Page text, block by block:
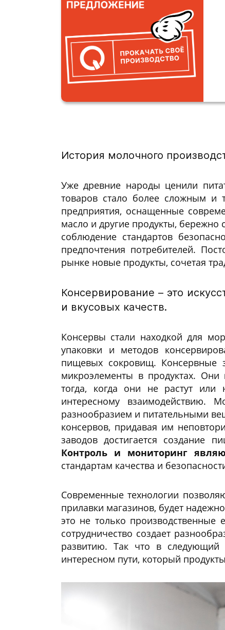
История молочного
Уже древние народы ценили
товаров стало более сложным и
предприятия, оснащенные
масло и другие продукты, бережно
соблюдение стандартов
предпочтения потребителей.
рынке новые продукты, сочетая
Консервирование – это
и вкусовых качеств.
Консервы стали находкой для
упаковки и методов
пищевых сокровищ. Консервные
микроэлементы в продуктах.
тогда, когда они не растут
интересному взаимодействию.
разнообразием и питательными
консервов, придавая им
заводов достигается создание
Контроль и мониторинг
стандартам качества и
Современные технологии
прилавки магазинов, будет
это не только
сотрудничество создает
развитию. Так что в следующий
интересном пути, который